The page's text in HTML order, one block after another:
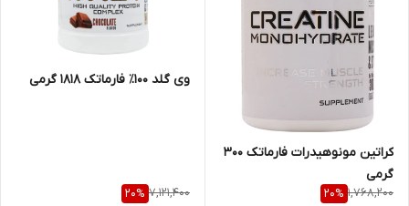
کراتین مونوهیدرات فارماتک 300
گرمی
1,768,200
20%
وی گلد ۱۰۰٪ فارماتک 1818 گرمی
7,121,400
20%